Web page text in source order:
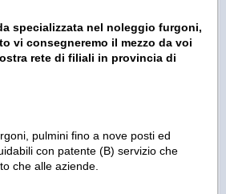
specializzata nel noleggio furgoni,
vi consegneremo il mezzo da voi
rete di filiali in provincia di
pulmini fino a nove posti ed
con patente (B) servizio che
che alle aziende.